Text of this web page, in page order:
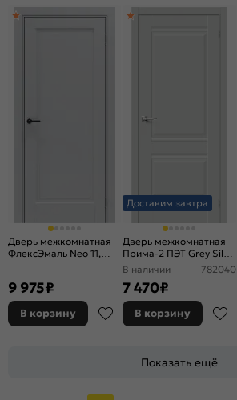
Дверь межкомнатная
ФлексЭмаль Neo 11,
9 975₽
В корзину
Доставим завтра
Дверь межкомнатная
Прима-2 ПЭТ Grey Silk,
глухая, без кромки,
В наличии 782040
7 470₽
В корзину
Показать ещё